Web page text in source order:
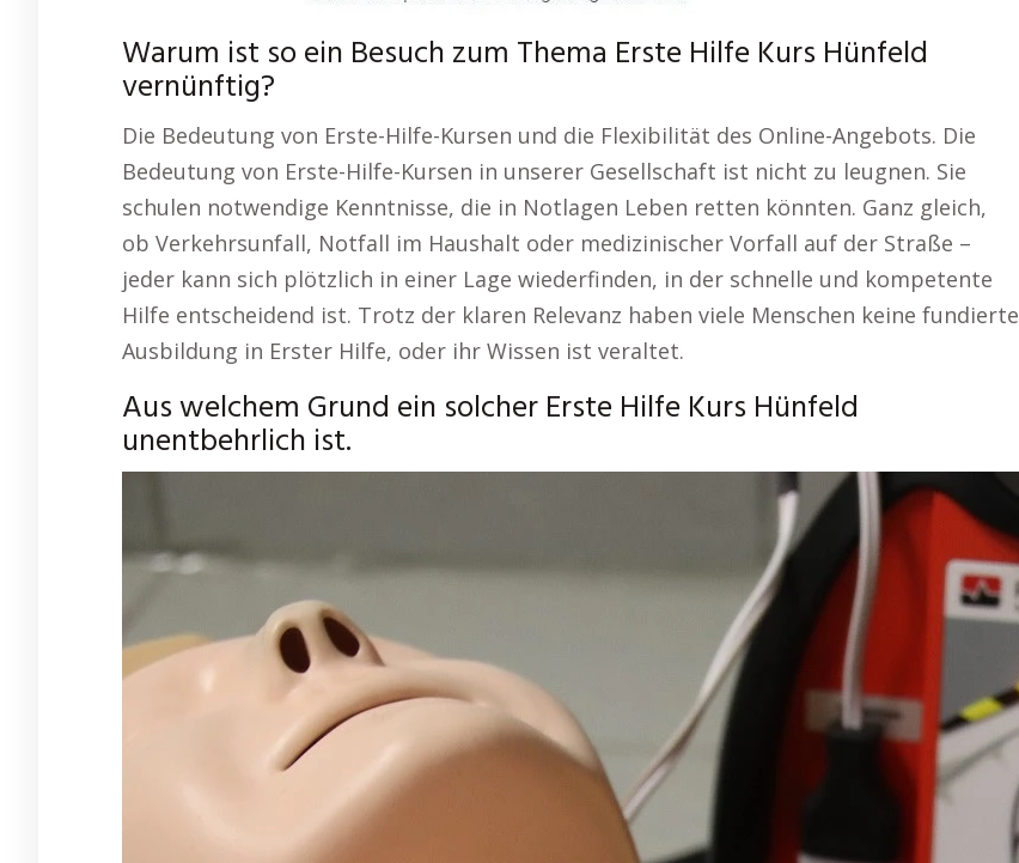
Warum ist so ein Besuch zum Thema Erste Hilfe Kurs Hünfeld
vernünftig?
Die Bedeutung von Erste-Hilfe-Kursen und die Flexibilität des Online-Angebots. Die
Bedeutung von Erste-Hilfe-Kursen in unserer Gesellschaft ist nicht zu leugnen. Sie
schulen notwendige Kenntnisse, die in Notlagen Leben retten könnten. Ganz gleich,
ob Verkehrsunfall, Notfall im Haushalt oder medizinischer Vorfall auf der Straße –
jeder kann sich plötzlich in einer Lage wiederfinden, in der schnelle und kompetente
Hilfe entscheidend ist. Trotz der klaren Relevanz haben viele Menschen keine fundierte
Ausbildung in Erster Hilfe, oder ihr Wissen ist veraltet.
Aus welchem Grund ein solcher Erste Hilfe Kurs Hünfeld
unentbehrlich ist.